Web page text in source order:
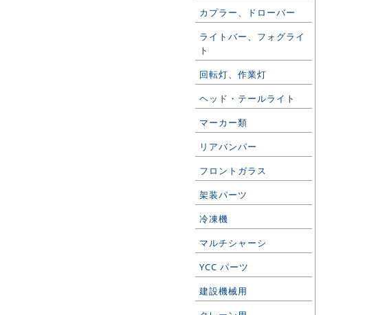
カプラー、ドローバー
ライトバー、フォグライ
ト
回転灯、作業灯
ヘッド・テールライト
マーカー類
リアバンパー
フロントガラス
架装パーツ
冷凍機
マルチシャーシ
YCC パーツ
建設機械用